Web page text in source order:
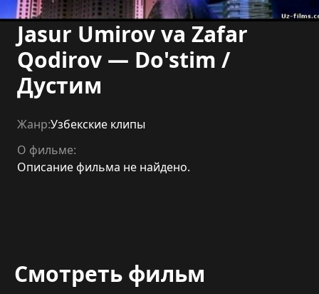
Jasur Umirov va Zafar
Qodirov — Do'stim /
Дустим
Жанр:Узбекские клипы
О фильме:
Описание фильма не найдено.
Смотреть фильм